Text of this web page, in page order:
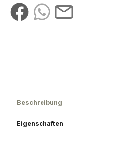
Beschreibung
Eigenschaften